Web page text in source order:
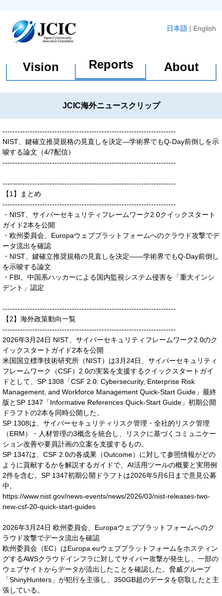
日本語 | English
Vision Reports About
JCIC海外ニュースクリップ
----------------------------------------------------------------------
NIST、鍵確立推奨規格の見直しを決定—学術界でもQ-Day前倒しを示
唆する論文（4/7配信）
----------------------------------------------------------------------
----------------------------------------------------------------------
【1】まとめ
----------------------------------------------------------------------
・NIST、サイバーセキュリティフレームワーク2.0クイックスタート
ガイド2本を公開
・欧州委員会、Europaウェブプラットフォームへのクラウド攻撃でデ
ータ流出を確認
・NIST、鍵確立推奨規格の見直しを決定——学術界でもQ-Day前倒し
を示唆する論文
・FBI、中国系ハッカーによる国内監視システム侵害を「重大インシ
デント」認定
----------------------------------------------------------------------
【2】海外政策動向一覧
----------------------------------------------------------------------
2026年3月24日 NIST、サイバーセキュリティフレームワーク2.0のク
イックスタートガイド2本を公開
米国国立標準技術研究所（NIST）は3月24日、サイバーセキュリティ
フレームワーク（CSF）2.0の実装を支援するクイックスタートガイ
ドとして、SP 1308「CSF 2.0: Cybersecurity, Enterprise Risk
Management, and Workforce Management Quick-Start Guide」最終
版とSP 1347「Informative References Quick-Start Guide」初期公開
ドラフトの2本を同時公開した。
SP 1308は、サイバーセキュリティリスク管理・全社的リスク管理
（ERM）・人材管理の3概念を統合し、リスクに基づくコミュニケー
ション改善や要員計画の立案を支援するもの。
SP 1347は、CSF 2.0の各成果（Outcome）に対して参照情報がどの
ように貢献するかを解説するガイドで、AI活用ツールの概要と実用例
2件を含む。SP 1347初期公開ドラフトは2026年5月6日まで意見公募
中。
https://www.nist.gov/news-events/news/2026/03/nist-releases-two-
new-csf-20-quick-start-guides
2026年3月24日 欧州委員会、Europaウェブプラットフォームへのク
ラウド攻撃でデータ流出を確認
欧州委員会（EC）はEuropa.euウェブプラットフォームをホスティン
グするAWSクラウドインフラに対してサイバー攻撃が発生し、一部の
ウェブサイトからデータが流出したことを確認した。脅威グループ
「ShinyHunters」が犯行を主張し、350GB超のデータを窃取したと主
張している。